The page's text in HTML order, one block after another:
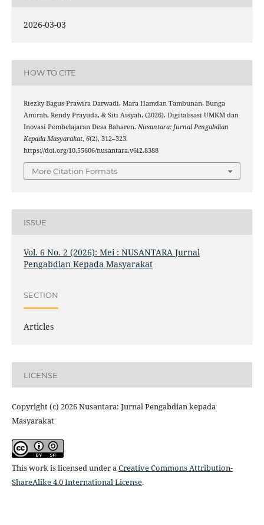
2026-03-03
HOW TO CITE
Riezky Bagus Prawira Darwadi, Mara Hamdan Tambunan, Bunga
Amirah, Rendy Prayuda, & Siti Aisyah. (2026). Digitalisasi UMKM dan
Inovasi Pembelajaran Desa Baharen. Nusantara: Jurnal Pengabdian
Kepada Masyarakat, 6(2), 312–323.
https://doi.org/10.55606/nusantara.v6i2.8388
More Citation Formats
ISSUE
Vol. 6 No. 2 (2026): Mei : NUSANTARA Jurnal
Pengabdian Kepada Masyarakat
SECTION
Articles
LICENSE
Copyright (c) 2026 Nusantara: Jurnal Pengabdian kepada
Masyarakat
This work is licensed under aCreative Commons Attribution-
ShareAlike 4.0 International License.